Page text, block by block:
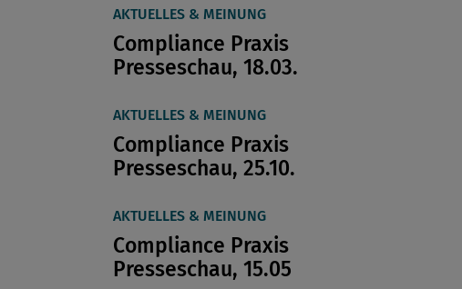
AKTUELLES & MEINUNG
Compliance Praxis
Presseschau, 18.03.
AKTUELLES & MEINUNG
Compliance Praxis
Presseschau, 25.10.
AKTUELLES & MEINUNG
Compliance Praxis
Presseschau, 15.05